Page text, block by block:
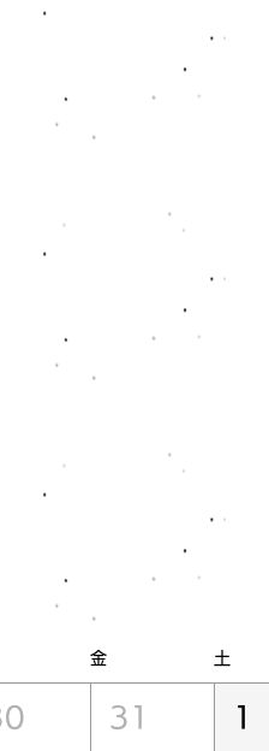
金 土
31 1